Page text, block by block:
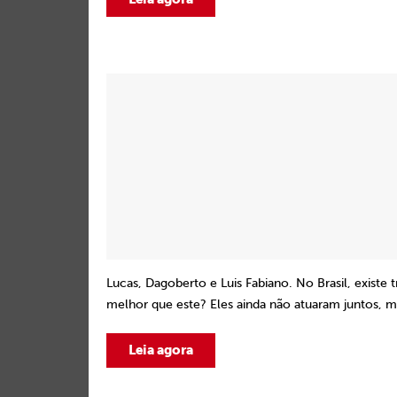
Lucas, Dagoberto e Luis Fabiano. No Brasil, existe
melhor que este? Eles ainda não atuaram juntos,
Leia agora